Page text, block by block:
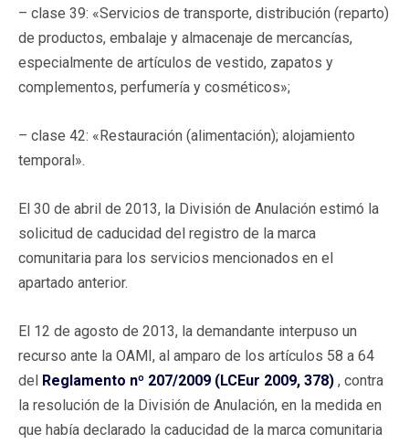
– clase 39: «Servicios de transporte, distribución (reparto)
de productos, embalaje y almacenaje de mercancías,
especialmente de artículos de vestido, zapatos y
complementos, perfumería y cosméticos»;
– clase 42: «Restauración (alimentación); alojamiento
temporal».
El 30 de abril de 2013, la División de Anulación estimó la
solicitud de caducidad del registro de la marca
comunitaria para los servicios mencionados en el
apartado anterior.
El 12 de agosto de 2013, la demandante interpuso un
recurso ante la OAMI, al amparo de los artículos 58 a 64
del Reglamento nº 207/2009 (LCEur 2009, 378) , contra
la resolución de la División de Anulación, en la medida en
que había declarado la caducidad de la marca comunitaria